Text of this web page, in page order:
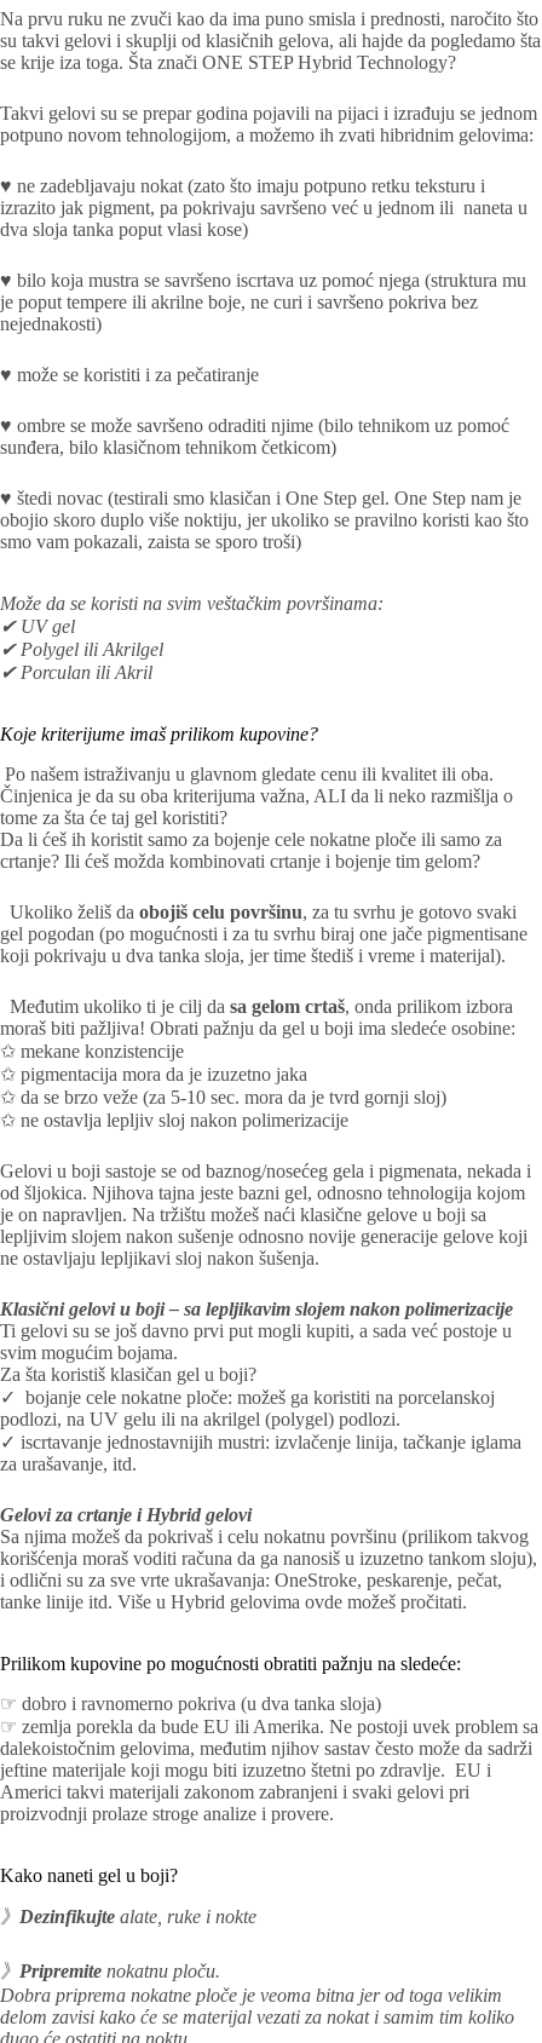
Na prvu ruku ne zvuči kao da ima puno smisla i prednosti, naročito što
su takvi gelovi i skuplji od klasičnih gelova, ali hajde da pogledamo šta
se krije iza toga. Šta znači ONE STEP Hybrid Technology?
Takvi gelovi su se prepar godina pojavili na pijaci i izrađuju se jednom
potpuno novom tehnologijom, a možemo ih zvati hibridnim gelovima:
♥ ne zadebljavaju nokat (zato što imaju potpuno retku teksturu i
izrazito jak pigment, pa pokrivaju savršeno već u jednom ili naneta u
dva sloja tanka poput vlasi kose)
♥ bilo koja mustra se savršeno iscrtava uz pomoć njega (struktura mu
je poput tempere ili akrilne boje, ne curi i savršeno pokriva bez
nejednakosti)
♥ može se koristiti i za pečatiranje
♥ ombre se može savršeno odraditi njime (bilo tehnikom uz pomoć
sunđera, bilo klasičnom tehnikom četkicom)
♥ štedi novac (testirali smo klasičan i One Step gel. One Step nam je
obojio skoro duplo više noktiju, jer ukoliko se pravilno koristi kao što
smo vam pokazali, zaista se sporo troši)
Može da se koristi na svim veštačkim površinama:
✔ UV gel
✔ Polygel ili Akrilgel
✔ Porculan ili Akril
Koje kriterijume imaš prilikom kupovine?
Po našem istraživanju u glavnom gledate cenu ili kvalitet ili oba.
Činjenica je da su oba kriterijuma važna, ALI da li neko razmišlja o
tome za šta će taj gel koristiti?
Da li ćeš ih koristit samo za bojenje cele nokatne ploče ili samo za
crtanje? Ili ćeš možda kombinovati crtanje i bojenje tim gelom?
Ukoliko želiš da obojiš celu površinu, za tu svrhu je gotovo svaki
gel pogodan (po mogućnosti i za tu svrhu biraj one jače pigmentisane
koji pokrivaju u dva tanka sloja, jer time štediš i vreme i materijal).
Međutim ukoliko ti je cilj da sa gelom crtaš, onda prilikom izbora
moraš biti pažljiva! Obrati pažnju da gel u boji ima sledeće osobine:
✩ mekane konzistencije
✩ pigmentacija mora da je izuzetno jaka
✩ da se brzo veže (za 5-10 sec. mora da je tvrd gornji sloj)
✩ ne ostavlja lepljiv sloj nakon polimerizacije
Gelovi u boji sastoje se od baznog/nosećeg gela i pigmenata, nekada i
od šljokica. Njihova tajna jeste bazni gel, odnosno tehnologija kojom
je on napravljen. Na tržištu možeš naći klasične gelove u boji sa
lepljivim slojem nakon sušenje odnosno novije generacije gelove koji
ne ostavljaju lepljikavi sloj nakon šušenja.
Klasični gelovi u boji – sa lepljikavim slojem nakon polimerizacije
Ti gelovi su se još davno prvi put mogli kupiti, a sada već postoje u
svim mogućim bojama.
Za šta koristiš klasičan gel u boji?
✓ bojanje cele nokatne ploče: možeš ga koristiti na porcelanskoj
podlozi, na UV gelu ili na akrilgel (polygel) podlozi.
✓ iscrtavanje jednostavnijih mustri: izvlačenje linija, tačkanje iglama
za urašavanje, itd.
Gelovi za crtanje i Hybrid gelovi
Sa njima možeš da pokrivaš i celu nokatnu površinu (prilikom takvog
korišćenja moraš voditi računa da ga nanosiš u izuzetno tankom sloju),
i odlični su za sve vrte ukrašavanja: OneStroke, peskarenje, pečat,
tanke linije itd. Više u Hybrid gelovima ovde možeš pročitati.
Prilikom kupovine po mogućnosti obratiti pažnju na sledeće:
☞ dobro i ravnomerno pokriva (u dva tanka sloja)
☞ zemlja porekla da bude EU ili Amerika. Ne postoji uvek problem sa
dalekoistočnim gelovima, međutim njihov sastav često može da sadrži
jeftine materijale koji mogu biti izuzetno štetni po zdravlje. EU i
Americi takvi materijali zakonom zabranjeni i svaki gelovi pri
proizvodnji prolaze stroge analize i provere.
Kako naneti gel u boji?
》 Dezinfikujte alate, ruke i nokte
》 Pripremite nokatnu ploču.
Dobra priprema nokatne ploče je veoma bitna jer od toga velikim
delom zavisi kako će se materijal vezati za nokat i samim tim koliko